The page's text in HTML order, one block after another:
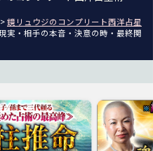
>鏡リュウジのコンプリート西洋占星
実・相手の本音・決意の時・最終関